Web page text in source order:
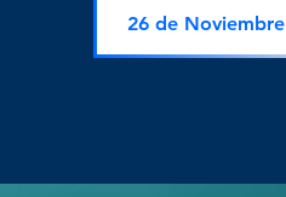
26 de Noviembre